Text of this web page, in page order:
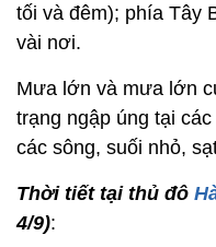
tối và đêm); phía Tây
vài nơi.
Mưa lớn và mưa lớn
trạng ngập úng tại
các sông, suối nhỏ,
Thời tiết tại thủ đô
4/9):